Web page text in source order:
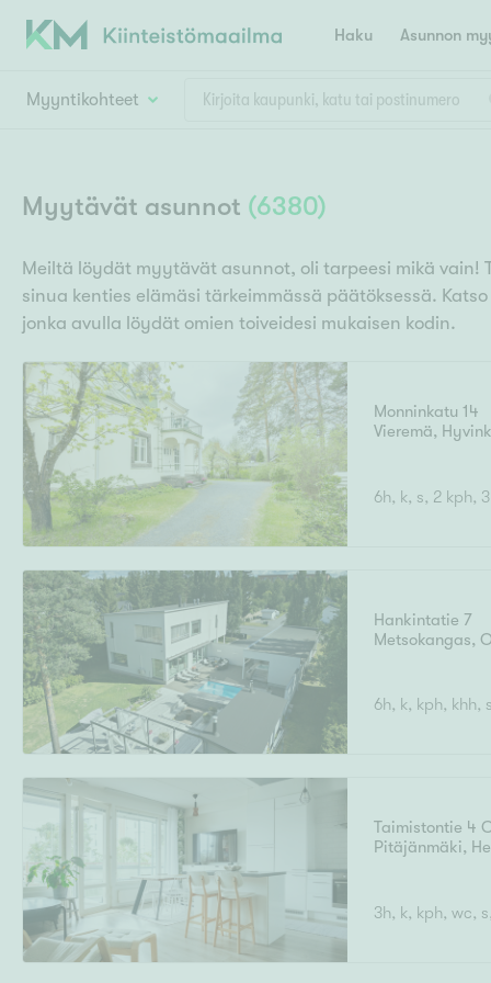
Haku Asunnon
E
Espoo
H
Hamina Helsinki Hyvinkää
Hämeenlinna
Ilmajoki
Joensuu Jyväskylä Järvenpää
N
Myyntikohteet
Asuntotyyppi
Hinta
Pinta-ala
Rakennusvuosi
Myytävät asunnot (6380)
Meiltä löydät myytävät asunnot, oli tarpeesi mikä vain!
sinua kenties elämäsi tärkeimmässä päätöksessä.
jonka avulla löydät omien toiveidesi mukaisen kodin.
Monninkatu 14
Vieremä,
6h, k, s, 2 kph,
Hankintatie 7
Metsokangas,
6h, k, kph, khh,
Taimistontie 4
Pitäjänmäki,
3h, k, kph, wc,